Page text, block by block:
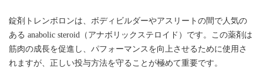
錠剤トレンボロンは、ボディビルダーやアスリートの間で人気の
ある anabolic steroid（アナボリックステロイド）です。この薬剤は
筋肉の成長を促進し、パフォーマンスを向上させるために使用さ
れますが、正しい投与方法を守ることが極めて重要です。